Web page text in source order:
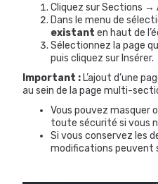
Cliquez sur Sections →
Dans le menu de
existant en haut de
Sélectionnez la page
puis cliquez sur Insérer.
Important : L’ajout d’une
au sein de la page multi-
Vous pouvez masquer
toute sécurité si vous
Si vous conservez les
modifications peuvent